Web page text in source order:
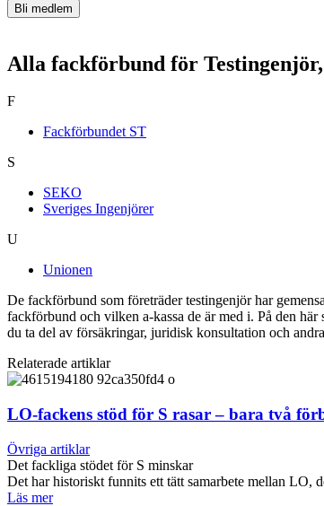
Bli medlem
Alla fackförbund för
F
Fackförbundet ST
S
SEKO
Sveriges Ingenjörer
U
Unionen
De fackförbund som företräder testingenjör har
fackförbund och vilken a-kassa de är med i. På den
du ta del av försäkringar, juridisk konsultation och
Relaterade artiklar
LO-fackens stöd för S rasar – bara två
Övriga artiklar
Det fackliga stödet för S minskar
Det har historiskt funnits ett tätt samarbete mellan
Läs mer